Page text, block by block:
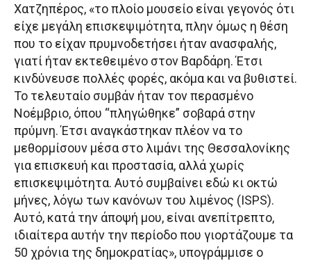
Χατζηπέρος, «το πλοίο μουσείο είναι γεγονός ότι
είχε μεγάλη επισκεψιμότητα, πλην όμως η θέση
που το είχαν πρυμνοδετήσει ήταν ανασφαλής,
γιατί ήταν εκτεθειμένο στον Βαρδάρη. Έτσι
κινδύνευσε πολλές φορές, ακόμα και να βυθιστεί.
Το τελευταίο συμβάν ήταν τον περασμένο
Νοέμβριο, όπου “πληγώθηκε” σοβαρά στην
πρύμνη. Έτσι αναγκάστηκαν πλέον να το
μεθορμίσουν μέσα στο λιμάνι της Θεσσαλονίκης
για επισκευή και προστασία, αλλά χωρίς
επισκεψιμότητα. Αυτό συμβαίνει εδώ κι οκτώ
μήνες, λόγω των κανόνων του λιμένος (ISPS).
Αυτό, κατά την άποψή μου, είναι ανεπίτρεπτο,
ιδιαίτερα αυτήν την περίοδο που γιορτάζουμε τα
50 χρόνια της δημοκρατίας», υπογράμμισε ο